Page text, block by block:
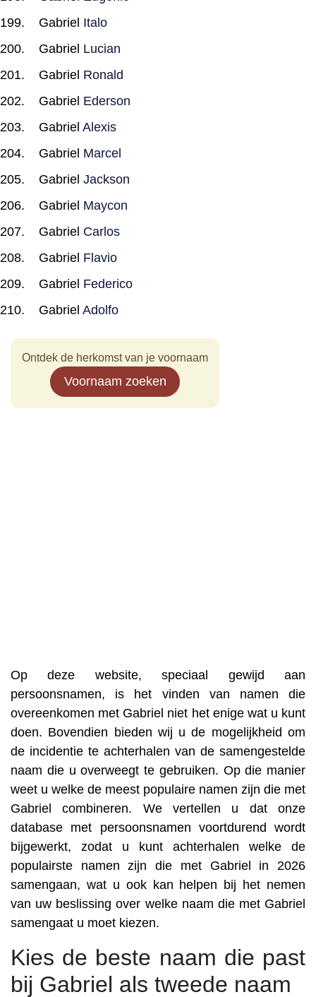
Gabriel Italo
Gabriel Lucian
Gabriel Ronald
Gabriel Ederson
Gabriel Alexis
Gabriel Marcel
Gabriel Jackson
Gabriel Maycon
Gabriel Carlos
Gabriel Flavio
Gabriel Federico
Gabriel Adolfo
Ontdek de herkomst van je voornaam
Voornaam zoeken
Op deze website, speciaal gewijd aan
persoonsnamen, is het vinden van namen die
overeenkomen met Gabriel niet het enige wat u kunt
doen. Bovendien bieden wij u de mogelijkheid om
de incidentie te achterhalen van de samengestelde
naam die u overweegt te gebruiken. Op die manier
weet u welke de meest populaire namen zijn die met
Gabriel combineren. We vertellen u dat onze
database met persoonsnamen voortdurend wordt
bijgewerkt, zodat u kunt achterhalen welke de
populairste namen zijn die met Gabriel in 2026
samengaan, wat u ook kan helpen bij het nemen
van uw beslissing over welke naam die met Gabriel
samengaat u moet kiezen.
Kies de beste naam die past
bij Gabriel als tweede naam